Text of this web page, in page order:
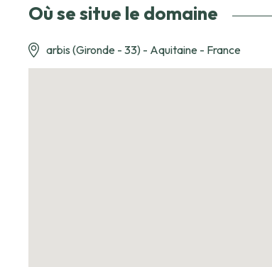
Où se situe le domaine
arbis (Gironde - 33) - Aquitaine - France